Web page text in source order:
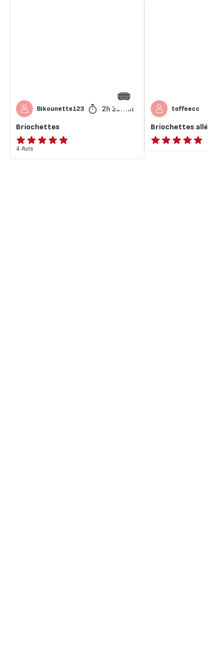
Bikounette123 2h 25min
Briochettes
Avis
5
4 Avis
toffeecc
Briochettes
ratings.NaN